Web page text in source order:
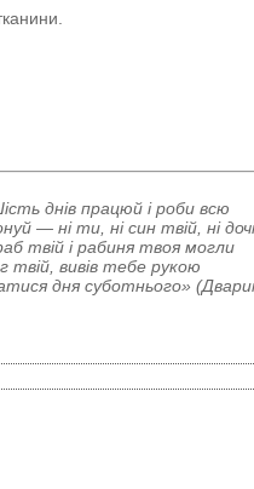
днів працюй і роби всю
— ні ти, ні син твій, ні
твій і рабиня твоя могли
твій, вивів тебе рукою
дня суботнього»